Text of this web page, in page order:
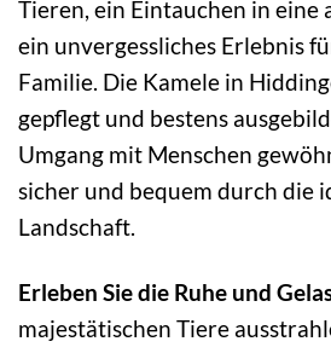
Tieren, ein Eintauchen in eine
ein unvergessliches Erlebnis
Familie. Die Kamele in
gepflegt und bestens
Umgang mit Menschen
sicher und bequem durch die
Landschaft.
Erleben Sie die Ruhe und
majestätischen Tiere